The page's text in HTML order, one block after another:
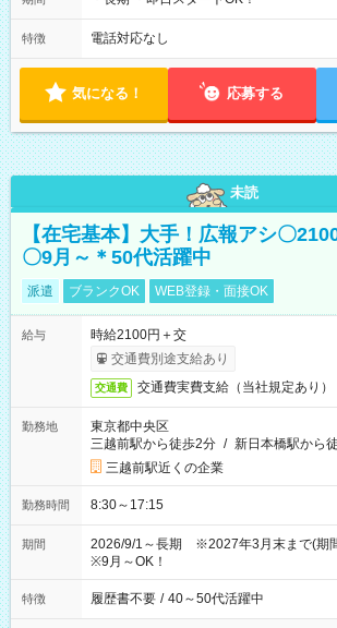
特徴 電話対応なし
気になる！ 応募する
未読
【在宅基本】大手！広報アシ〇
〇9月～＊50代活躍中
派遣 ブランクOK WEB登録・面接OK
給与
時給2100円＋交
交通費別途支給あり
交通費 交通費実費支給（当社規定あり）
勤務地
東京都中央区
三越前駅から徒歩2分 / 新日本橋駅から
三越前駅近くの企業
勤務時間 8:30～17:15
期間
2026/9/1～長期 ※2027年3月末まで(期
※9月～OK！
特徴 履歴書不要 / 40～50代活躍中